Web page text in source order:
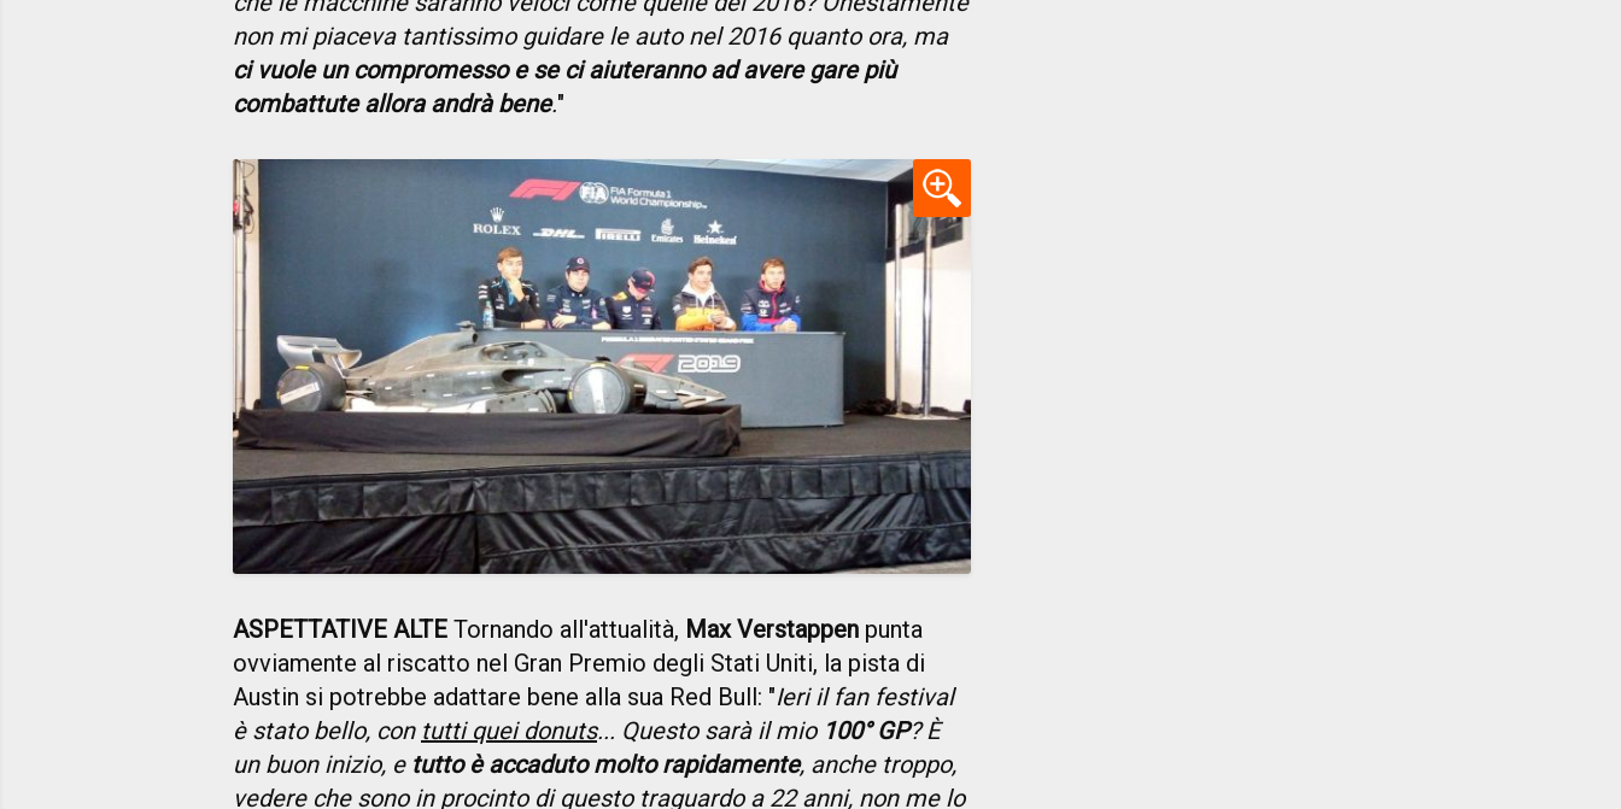
non mi piaceva tantissimo guidare le auto nel 2016 quanto ora, ma
ci vuole un compromesso e se ci aiuteranno ad avere gare più
combattute allora andrà bene."
ASPETTATIVE ALTE Tornando all'attualità, Max Verstappen punta
ovviamente al riscatto nel Gran Premio degli Stati Uniti, la pista di
Austin si potrebbe adattare bene alla sua Red Bull: "Ieri il fan festival
è stato bello, con tutti quei donuts... Questo sarà il mio 100° GP? È
un buon inizio, e tutto è accaduto molto rapidamente, anche troppo,
vedere che sono in procinto di questo traguardo a 22 anni, non me lo